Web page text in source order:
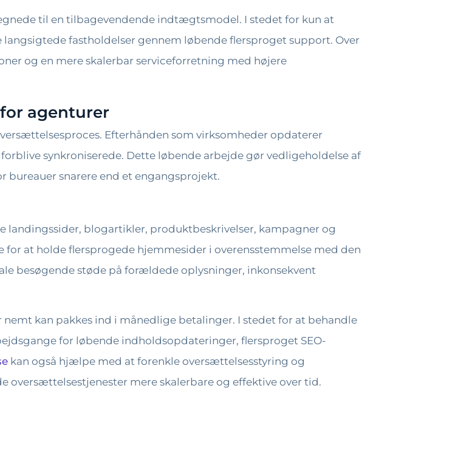
til en tilbagevendende indtægtsmodel. I stedet for kun at
fastholdelser gennem løbende flersproget support. Over
og en mere skalerbar serviceforretning med højere
agenturer
Efterhånden som virksomheder opdaterer
synkroniserede. Dette løbende arbejde gør vedligeholdelse af
snarere end et engangsprojekt.
blogartikler, produktbeskrivelser, kampagner og
at holde flersprogede hjemmesider i overensstemmelse med den
besøgende støde på forældede oplysninger, inkonsekvent
kan pakkes ind i månedlige betalinger. I stedet for at behandle
for løbende indholdsopdateringer, flersproget SEO-
kan også hjælpe med at forenkle oversættelsesstyring og
mere skalerbare og effektive over tid.